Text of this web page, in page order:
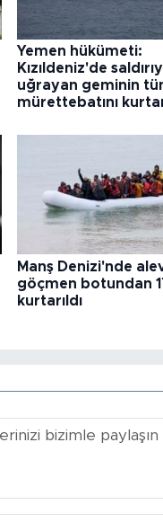
Yemen hükümeti:
Kızıldeniz'de
uğrayan geminin
mürettebatını
Manş Denizi'nde
göçmen botundan
kurtarıldı